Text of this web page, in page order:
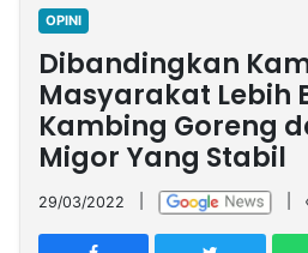
Nasional
International
Olahraga
Entertainment
Daerah
Pariwisata
Kuliner
Kolom
Network
PT
TREETAN
OPINI
Dibandingkan
Masyarakat Lebih
Kambing Goreng
Migor Yang Stabil
29/03/2022